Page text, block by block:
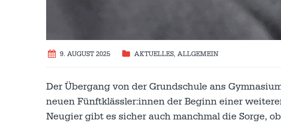
9. AUGUST 2025 AKTUELLES, ALLGEMEIN
Der Übergang von der Grundschule ans
neuen Fünftklässler:innen der Beginn einer
Neugier gibt es sicher auch manchmal die Sorge,